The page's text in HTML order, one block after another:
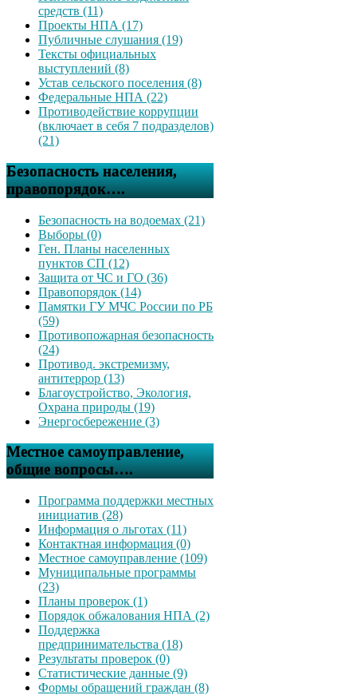
средств (11)
Проекты НПА (17)
Публичные слушания (19)
Тексты официальных
выступлений (8)
Устав сельского поселения (8)
Федеральные НПА (22)
Противодействие коррупции
(включает в себя 7 подразделов)
(21)
Безопасность населения,
правопорядок….
Безопасность на водоемах (21)
Выборы (0)
Ген. Планы населенных
пунктов СП (12)
Защита от ЧС и ГО (36)
Правопорядок (14)
Памятки ГУ МЧС России по РБ
(59)
Противопожарная безопасность
(24)
Противод. экстремизму,
антитеррор (13)
Благоустройство, Экология,
Охрана природы (19)
Энергосбережение (3)
Местное самоуправление,
общие вопросы….
Программа поддержки местных
инициатив (28)
Информация о льготах (11)
Контактная информация (0)
Местное самоуправление (109)
Муниципальные программы
(23)
Планы проверок (1)
Порядок обжалования НПА (2)
Поддержка
предпринимательства (18)
Результаты проверок (0)
Статистические данные (9)
Формы обращений граждан (8)